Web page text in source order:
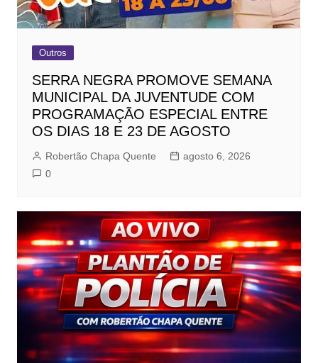
Outros
SERRA NEGRA PROMOVE SEMANA
MUNICIPAL DA JUVENTUDE COM
PROGRAMAÇÃO ESPECIAL ENTRE
OS DIAS 18 E 23 DE AGOSTO
Robertão Chapa Quente
agosto 6, 2026
0